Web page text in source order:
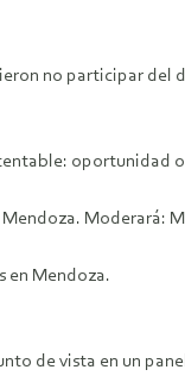
no participar del
oportunidad
Moderará:
en Mendoza.
de vista en un